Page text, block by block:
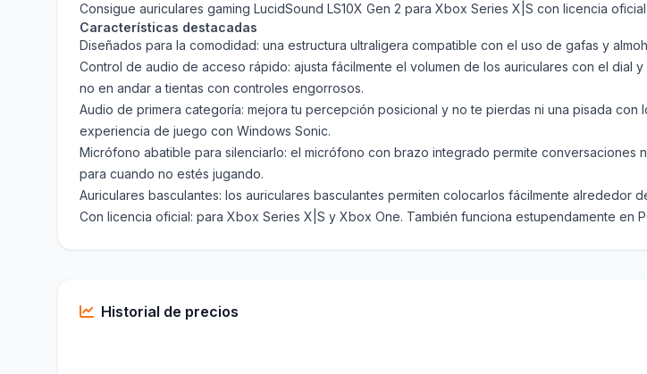
Consigue auriculares gaming LucidSound LS10X Gen 2 para Xbox Series X|S con licencia
Características destacadas
Diseñados para la comodidad: una estructura ultraligera compatible con el uso de gafas y
Control de audio de acceso rápido: ajusta fácilmente el volumen de los auriculares con el dial
no en andar a tientas con controles engorrosos.
Audio de primera categoría: mejora tu percepción posicional y no te pierdas ni una pisada
experiencia de juego con Windows Sonic.
Micrófono abatible para silenciarlo: el micrófono con brazo integrado permite
para cuando no estés jugando.
Auriculares basculantes: los auriculares basculantes permiten colocarlos fácilmente alrededor
Con licencia oficial: para Xbox Series X|S y Xbox One. También funciona estupendamente en
Historial de precios